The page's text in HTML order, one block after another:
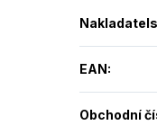
EAN:
Obchodní